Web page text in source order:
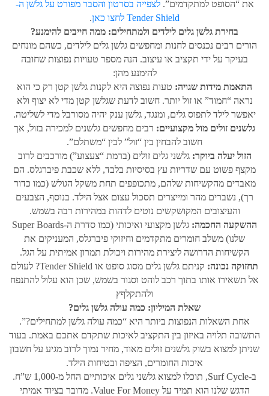
את “הסופט למתקדמים”. לצפייה בסרטון והסבר מפורט על גלשן ה-
Tender Shield לחצו כאן
.
בחירת גלשן גלים לילדים ולמתחילים: ממה חייבים להימנע?
הורים רבים נכנסים לחנות ומחפשים גלשן גלים לילדים, כשהם מונחים
בעיקר על ידי תקציב או עיצוב. הנה מספר טעויות נפוצות שחובה
להימנע מהן:
התאמת מידות שגויה: טעות נפוצה היא לקנות גלשן קטן רק כי הוא
נראה “חמוד” או זול יותר. חשוב לדעת שגלשן קטן מדי לא יצוף ולא
יאפשר לילד לתפוס גלים, ומנגד, גלשן ענק יהיה מסורבל מדי לשליטה.
גלשנים זולים מול מקצועיים: רבים מחפשים גלשנים למכירה בזול, אך
חשוב להבחין בין “זול” לבין “משתלם”.
הזול יעלה ביוקר: גלשני גלים זולים (ברמת “צעצוע”) מורכבים לרוב
מקצף פשוט עם שדריות עץ בסיסיות בלבד, ללא שכבת פיברגלס. הם
מאבדים מהקשיחות שלהם, מתכופפים תחת משקל הגולש (כמו כדור
רך), נשברים מהר ומייצרים תסכול עצום אצל הילד. בנוסף, הצבעים
והעיצובים המקושקשים נוטים לדהות במהירות רבה בשמש.
ההשקעה החכמה:
גלשן מקצועי ואיכותי (כמו סדרת ה-Super Boards
שלנו) משלב חומרים מתקדמים וחיזוקי פיברגלס, המעניקים את
הקשיחות הדרושה ליצירת מהירות ויכולת תמרון אמיתית על הגל.
תחזוקה נכונה:
קניתם גלשן גלים מסוג סופט או Tender Shield? לעולם
אל תשאירו אותו בתוך רכב לוהט וסגור בשמש, שכן הוא עלול להתנפח
ולהתקלףץ
שאלת המיליון: כמה עולה גלשן גלים?
אחת השאלות הנפוצות ביותר היא “כמה עולה גלשן למתחילים?”.
התשובה תלויה באיזון בין התקציב לאיכות שתקדם אתכם באמת. בעוד
שניתן למצוא בשוק גלשנים זולים מאוד, מחיר נמוך לרוב מגיע על חשבון
איכות החומרים, הציפה ובטיחות הילד.
ב-Surf Cycle, תוכלו למצוא גלשני גלים איכותיים החל מ-1,000 ש”ח.
הדגש שלנו הוא תמיד על Value For Money. מדובר בציוד אמיתי